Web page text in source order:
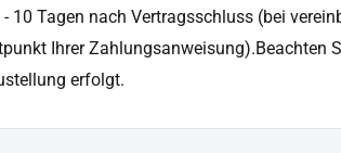
10 Tagen nach Vertragsschluss (bei
Ihrer Zahlungsanweisung).Beachten
erfolgt.